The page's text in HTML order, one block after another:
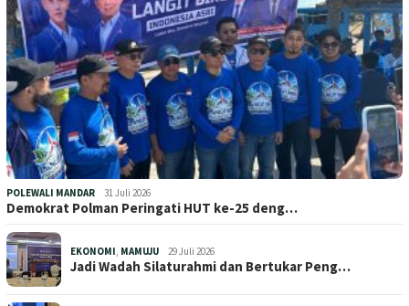
POLEWALI MANDAR 31 Juli 2026
Demokrat Polman Peringati HUT ke-25 deng…
EKONOMI, MAMUJU 29 Juli 2026
Jadi Wadah Silaturahmi dan Bertukar Peng…